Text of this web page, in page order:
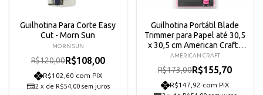
Guilhotina Para Corte Easy
Cut - Morn Sun
MORN SUN
R$120,00R$108,00
R$102,60 com PIX
2 x de R$54,00 sem juros
Guilhotina Portátil Blade
Trimmer para Papel até 30,5
x 30,5 cm American Crafts
368095
AMERICAN CRAFT
R$173,00R$155,70
R$147,92 com PIX